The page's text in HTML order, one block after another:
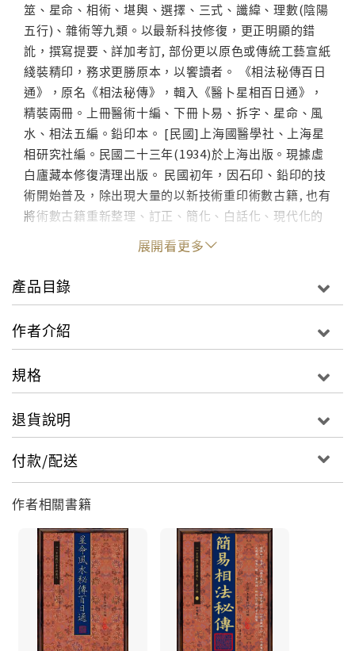
筮、星命、相術、堪輿、選擇、三式、讖緯、理數(陰陽
五行)、雜術等九類。以最新科技修復，更正明顯的錯
訛，撰寫提要、詳加考訂, 部份更以原色或傳統工藝宣紙
綫裝精印，務求更勝原本，以饗讀者。 《相法秘傳百日
通》，原名《相法秘傳》，輯入《醫卜星相百日通》，
精裝兩冊。上冊醫術十編、下冊卜易、拆字、星命、風
水、相法五編。鉛印本。 [民國]上海國醫學社、上海星
相研究社編。民國二十三年(1934)於上海出版。現據虛
白廬藏本修復清理出版。 民國初年，因石印、鉛印的技
術開始普及，除出現大量的以新技術重印術數古籍, 也有
將術數古籍重新整理、訂正、簡化、白話化、現代化的
風氣。如紫微斗數術有王裁珊的《斗數宣微》、《斗數
觀測錄》，子平術有徐樂吾、袁樹珊、韋千里等著作; 相
術方面, 如本書《相法秘傳百日通》、《相法易知》等,
整理、訂正、簡化了相術古籍如《神相全編》、《麻衣
類，令人一目了然。本書更加入了民間江湖派的內容, 以
術數、相術書大量出現的先河。本書出版後曾多次再版,
無傳。 為令此書不致湮沒，特以最新數碼技術清理版面
精印，一以作相術資料保存珍藏，一以供同道中人參考
研究。
展開看更多
產品目錄
作者介紹
規格
退貨說明
付款/配送
作者相關書籍